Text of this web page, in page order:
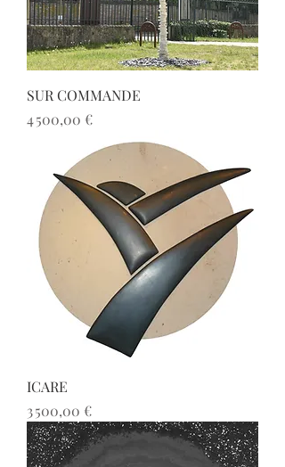
SUR COMMANDE
Prix
4 500,00 €
ICARE
Prix
3 500,00 €